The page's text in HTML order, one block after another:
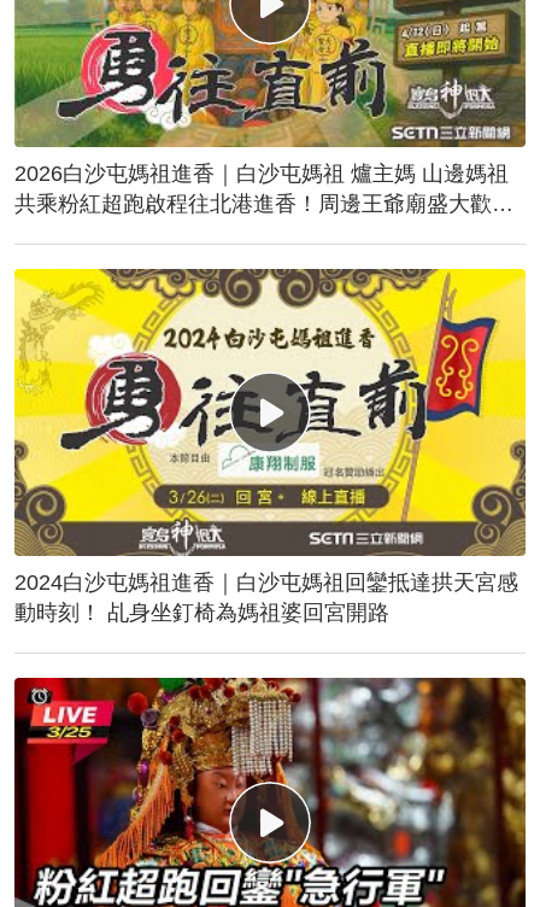
2026白沙屯媽祖進香｜白沙屯媽祖 爐主媽 山邊媽祖
共乘粉紅超跑啟程往北港進香！周邊王爺廟盛大歡
2024白沙屯媽祖進香｜白沙屯媽祖回鑾抵達拱天宮感
動時刻！ 乩身坐釘椅為媽祖婆回宮開路